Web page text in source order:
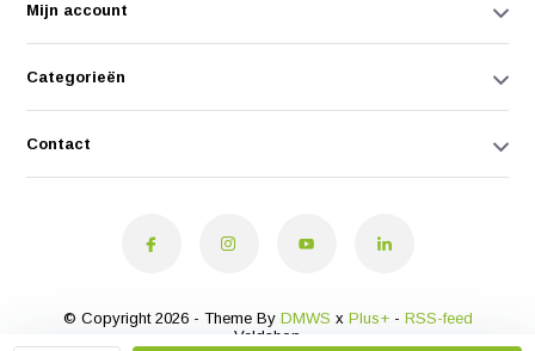
Mijn account
Categorieën
Contact
© Copyright 2026 - Theme By DMWS x Plus+- RSS-feed
Veldshop